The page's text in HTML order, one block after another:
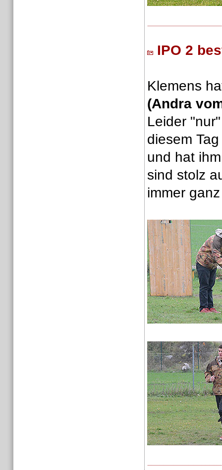
IPO 2
Klemens
(Andra
Leider
diesem
und hat
sind stolz
immer